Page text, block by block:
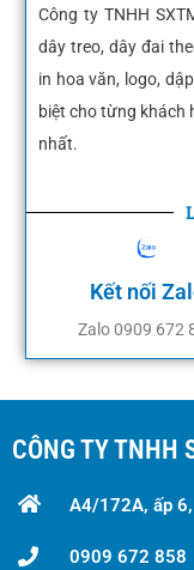
Công ty TNHH
dây treo, dây đai
in hoa văn, logo,
biệt cho từng khách
nhất.
Kết nối
Zalo 0909 672
CÔNG TY TNHH
A4/172A, ấp 6,
0909 672 858